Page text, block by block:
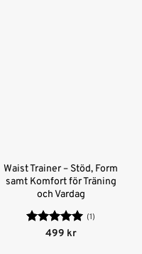
Waist Trainer – Stöd, Form
samt Komfort för Träning
och Vardag
Betygsatt5
(1)
499 kr